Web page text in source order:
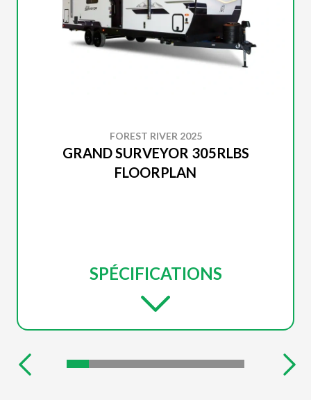
FOREST RIVER 2025
GRAND SURVEYOR 305RLBS
FLOORPLAN
SPÉCIFICATIONS